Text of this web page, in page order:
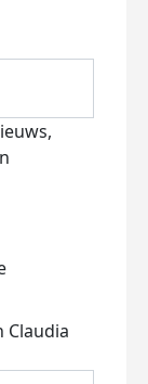
Claudia